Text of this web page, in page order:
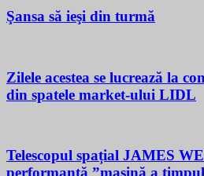
Şansa să ieşi din turmă
Zilele acestea se lucrează la
din spatele market-ului LIDL
Telescopul spațial JAMES